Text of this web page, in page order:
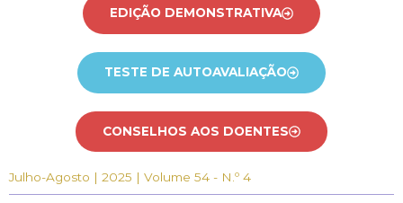
EDIÇÃO DEMONSTRATIVA
TESTE DE AUTOAVALIAÇÃO
CONSELHOS AOS DOENTES
Julho-Agosto | 2025 | Volume 54 - N.º 4